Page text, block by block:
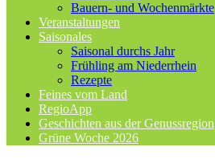
Bauern- und Wochenmärkte
Veranstaltungen
Saisonales
Saisonal durchs Jahr
Frühling am Niederrhein
Rezepte
Feines vom Land
RegioApp
Geschichten aus der Genussregion
Grüne Woche 2026